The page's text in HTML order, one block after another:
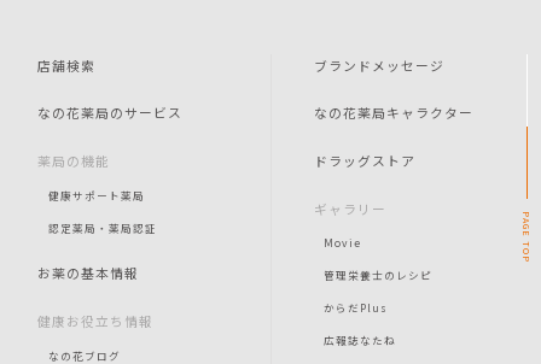
店舗検索
なの花薬局のサービス
薬局の機能
健康サポート薬局
認定薬局・薬局認証
お薬の基本情報
健康お役立ち情報
なの花ブログ
ブランドメッセージ
なの花薬局キャラクター
ドラッグストア
ギャラリー
Movie
管理栄養士のレシピ
からだPlus
広報誌なたね
PAGE
TOP